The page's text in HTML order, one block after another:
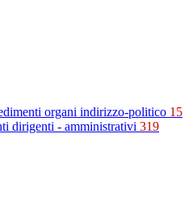
organi indirizzo-politico 15
dirigenti - amministrativi 319